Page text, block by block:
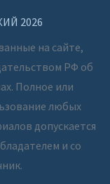
2026
на сайте,
РФ об
Полное или
любых
допускается
и со